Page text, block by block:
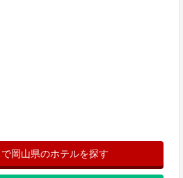
岡山県のホテルを探す